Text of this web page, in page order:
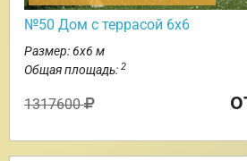
№50 Дом с террасой 6х6
Размер: 6х6 м
Общая площадь: 2
1317600